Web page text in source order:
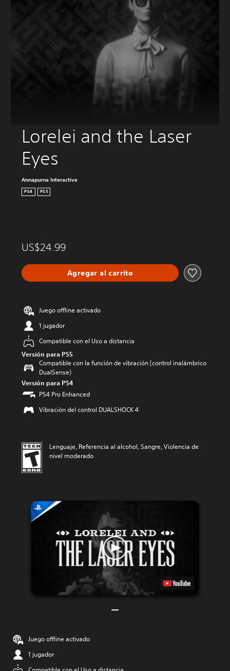
Lorelei and the Laser
Eyes
Annapurna Interactive
PS4 PS5
US$24.99
Agregar al carrito
Juego offline activado
1 jugador
Compatible con el Uso a distancia
Versión para PS5
Compatible con la función de vibración (control inalámbrico
DualSense)
Versión para PS4
PS4 Pro Enhanced
Vibración del control DUALSHOCK 4
Lenguaje, Referencia al alcohol, Sangre, Violencia de
nivel moderado
Juego offline activado
1 jugador